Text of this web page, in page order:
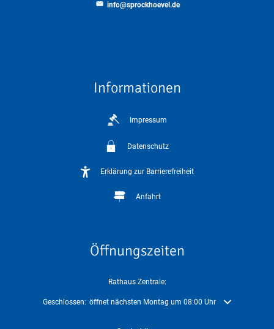
info@sprockhoevel.de
Informationen
Impressum
Datenschutz
Erklärung zur Barrierefreiheit
Anfahrt
Öffnungszeiten
Rathaus Zentrale:
Klicken, um weitere Öffnungs- oder Schließzeiten auszublenden
Geschlossen: öffnet nächsten Montag um 08:00 Uhr